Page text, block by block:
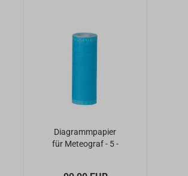
Diagrammpapier
für Meteograf - 5 -